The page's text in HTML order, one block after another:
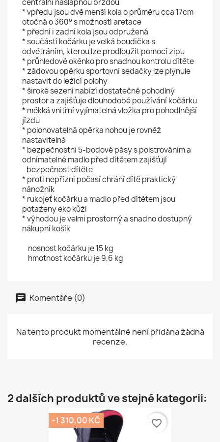
centrální nášlapnou brzdou
* vpředu jsou dvě menší kola o průměru cca 17cm
otočná o 360° s možností aretace
* přední i zadní kola jsou odpružená
* součástí kočárku je velká boudička s
odvětráním, kterou lze prodloužit pomocí zipu
* průhledové okénko pro snadnou kontrolu dítěte
* zádovou opěrku sportovní sedačky lze plynule
nastavit do ležící polohy
* široké sezení nabízí dostatečně pohodlný
prostor a zajišťuje dlouhodobé používání kočárku
* měkká vnitřní vyjímatelná vložka pro pohodlnější
jízdu
* polohovatelná opěrka nohou je rovněž
nastavitelná
* bezpečnostní 5-bodové pásy s polstrováním a
odnímatelné madlo před dítětem zajišťují
bezpečnost dítěte
* proti nepřízni počasí chrání dítě praktický
nánožník
* rukojeť kočárku a madlo před dítětem jsou
potaženy eko kůží
* výhodou je velmi prostorný a snadno dostupný
nákupní košík
nosnost kočárku je 15 kg
hmotnost kočárku je 9,6 kg
Komentáře (0)
Na tento produkt momentálně není přidána žádná
recenze.
2 dalších produktů ve stejné kategorii:
-1 310,00 KČ favorite_border